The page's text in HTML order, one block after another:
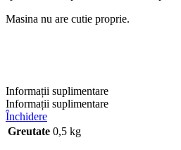
Masina nu are cutie proprie.
Informații suplimentare
Informații suplimentare
Închidere
Greutate 0,5 kg